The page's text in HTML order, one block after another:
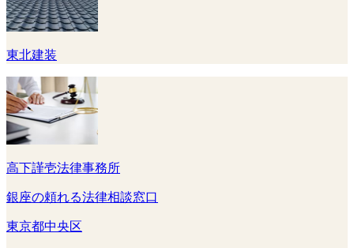
東北建装
高下謹壱法律事務所
銀座の頼れる法律相談窓口
東京都中央区